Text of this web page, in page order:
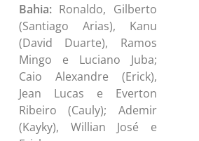
Bahia: Ronaldo, Gilberto
(Santiago Arias), Kanu
(David Duarte), Ramos
Mingo e Luciano Juba;
Caio Alexandre (Erick),
Jean Lucas e Everton
Ribeiro (Cauly); Ademir
(Kayky), Willian José e